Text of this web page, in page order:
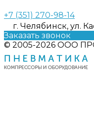
+7 (351) 270-98-14
г. Челябинск, ул.
Заказать звонок
© 2005-2026 ООО